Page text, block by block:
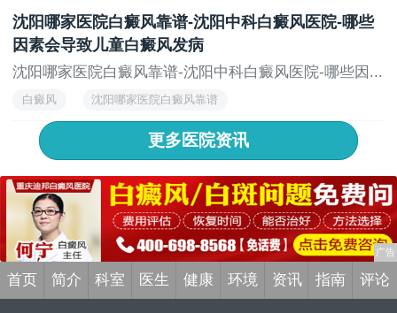
沈阳哪家医院白癜风靠谱-沈阳中科白癜风医院-哪些
因素会导致儿童白癜风发病
沈阳哪家医院白癜风靠谱-沈阳中科白癜风医院-哪些因...
白癜风 沈阳哪家医院白癜风靠谱
更多医院资讯
首页 简介 科室 医生 健康 环境 资讯 指南 评论